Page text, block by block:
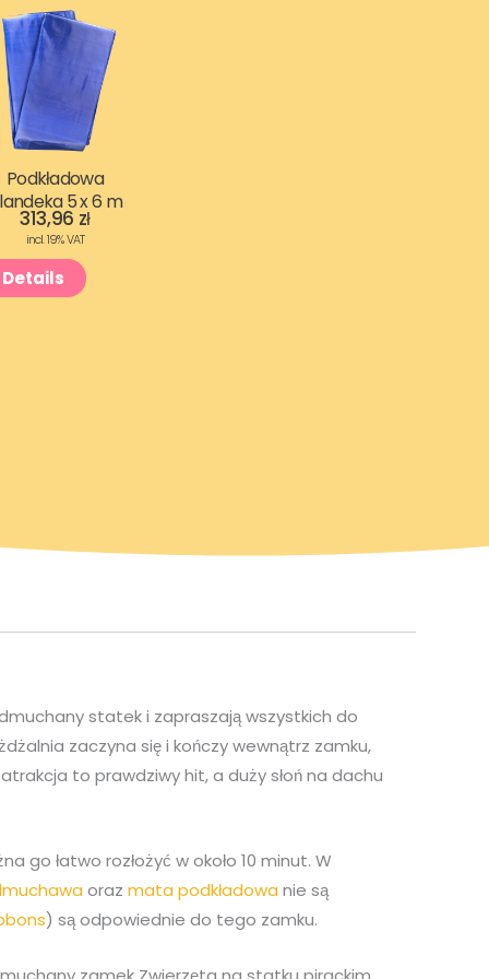
Podkładowa
5 x 6 m
313,96 zł
incl. 19% VAT
Details
statek i zapraszają wszystkich do
zaczyna się i kończy wewnątrz zamku,
to prawdziwy hit, a duży słoń na dachu
łatwo rozłożyć w około 10 minut. W
orazmata podkładowa nie są
) są odpowiednie do tego zamku.